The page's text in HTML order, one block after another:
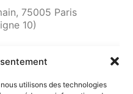
utilisons des technologies
75005 Paris
10)